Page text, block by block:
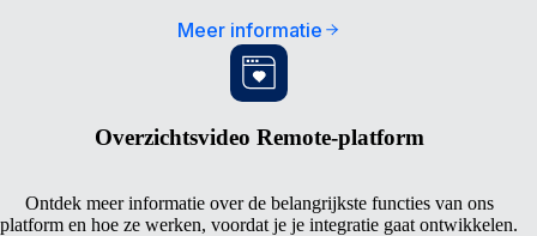
Meer informatie
Overzichtsvideo Remote-platform
Ontdek meer informatie over de belangrijkste functies van ons
platform en hoe ze werken, voordat je je integratie gaat ontwikkelen.